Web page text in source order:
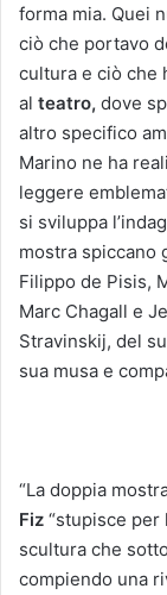
forma mia. Quei
ciò che portavo
cultura e ciò che
al teatro, dove
altro specifico
Marino ne ha
leggere
si sviluppa
mostra spiccano
Filippo de Pisis,
Marc Chagall e
Stravinskij, del
sua musa e
“La doppia
Fiz “stupisce per
scultura che
compiendo una